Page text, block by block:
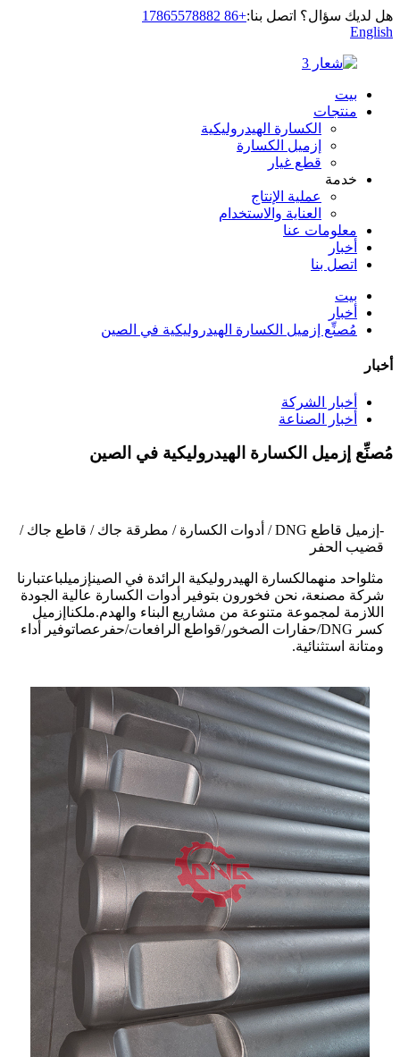
هل لديك سؤال؟ اتصل بنا:+86 17865578882
English
بيت
منتجات
الكسارة الهيدروليكية
إزميل الكسارة
قطع غيار
خدمة
عملية الإنتاج
العناية والاستخدام
معلومات عنا
أخبار
اتصل بنا
بيت
أخبار
مُصنِّع إزميل الكسارة الهيدروليكية في الصين
أخبار
أخبار الشركة
أخبار الصناعة
مُصنِّع إزميل الكسارة الهيدروليكية في الصين
-
إزميل قاطع DNG / أدوات الكسارة / مطرقة جاك / قاطع جاك /
قضيب الحفر
مثلواحد منهمالكسارة الهيدروليكية الرائدة في الصينإزميلباعتبارنا
شركة مصنعة، نحن فخورون بتوفير أدوات الكسارة عالية الجودة
اللازمة لمجموعة متنوعة من مشاريع البناء والهدم.ملكنا إزميل
كسر DNG
/حفارات الصخور/قواطع الرافعات/حفر عصاتوفير أداء
ومتانة استثنائية.